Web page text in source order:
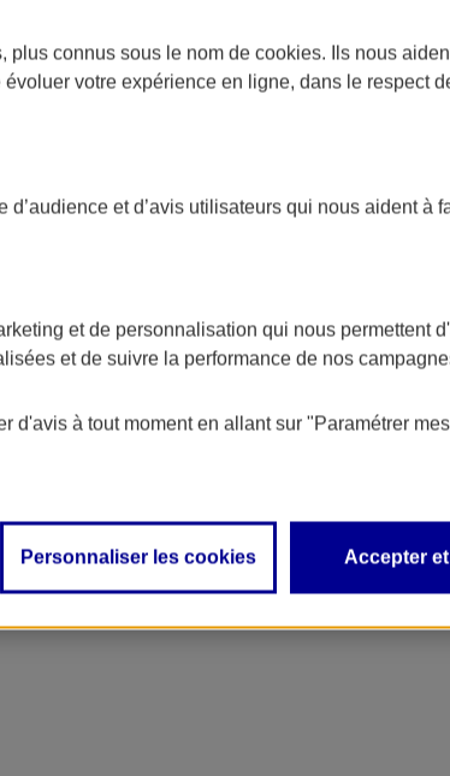
plus connus sous le nom de cookies. Ils nous
votre expérience en ligne, dans le respect
d’audience et d’avis utilisateurs qui nous aident à
et de personnalisation qui nous permettent
et de suivre la performance de nos
d'avis à tout moment en allant sur "Paramétrer mes
Personnaliser les cookies Accepter